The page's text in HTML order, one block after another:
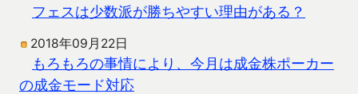
フェスは少数派が勝ちやすい理由がある？
2018年09月22日
もろもろの事情により、今月は成金株ポーカー
の成金モード対応